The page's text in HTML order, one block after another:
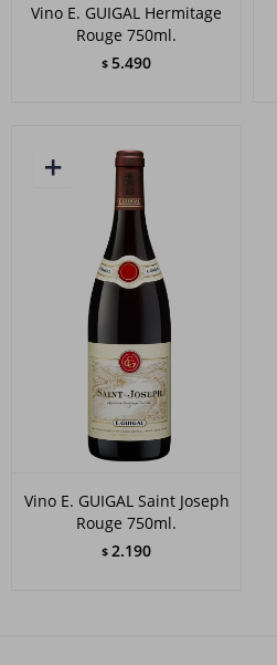
Vino E. GUIGAL Hermitage
Rouge 750ml.
$ 5.490
Vino E. GUIGAL Saint Joseph
Rouge 750ml.
$ 2.190